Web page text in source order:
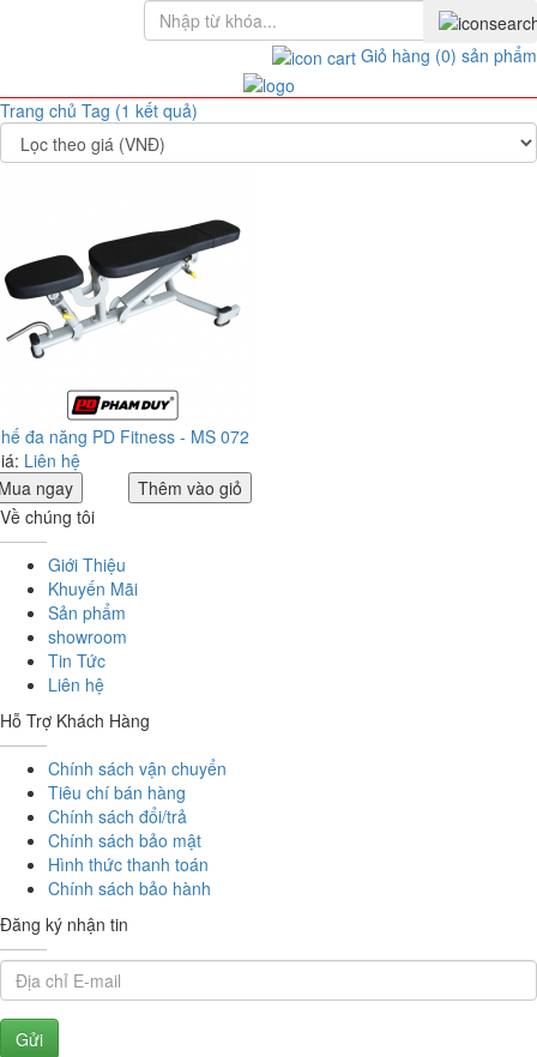
Giỏ hàng (0) sản phẩm
Trang chủ Tag (1 kết quả)
đa năng PD Fitness - MS 072
Liên hệ
ngay
Thêm vào giỏ
Về chúng tôi
Giới Thiệu
Khuyến Mãi
Sản phẩm
showroom
Tin Tức
Liên hệ
Hỗ Trợ Khách Hàng
Chính sách vận chuyển
Tiêu chí bán hàng
Chính sách đổi/trả
Chính sách bảo mật
Hình thức thanh toán
Chính sách bảo hành
Đăng ký nhận tin
Gửi